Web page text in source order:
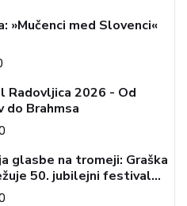
»Mučenci med Slovenci«
Radovljica 2026 - Od
do Brahmsa
glasbe na tromeji: Graška
50. jubilejni festival
glasbe